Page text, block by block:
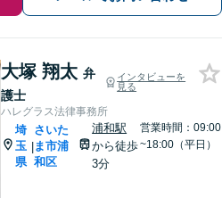
大塚 翔太 弁
護士
インタビューを
見る
ハレグラス法律事務所
埼
玉
県
|
さいた
ま市浦
和区
浦和駅
から徒歩
3分
営業時間：09:00
~18:00（平日）